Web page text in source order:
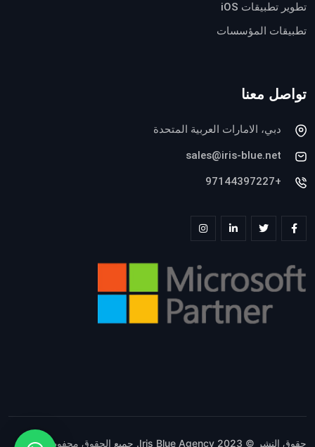
تطوير تطبيقات iOS
تطبيقات المؤسسات
تواصل معنا
دبي، الامارات العربية المتحدة
sales@iris-blue.net
+97144397227
حقوق النشر © 2023 Iris Blue Agency. جميع الحقوق محفوظة